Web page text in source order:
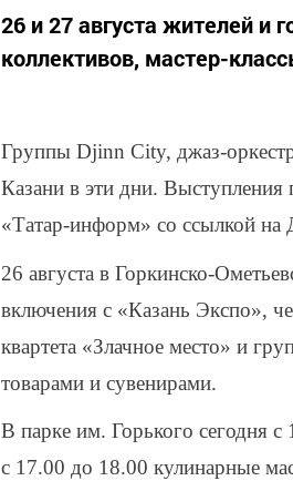
26 и 27 августа жителей и
коллективов, мастер-
Группы Djinn City, джаз-
Казани в эти дни.
«Татар-информ» со ссылкой на
26 августа в Горкинско-
включения с «Казань Экспо»,
квартета «Злачное место» и
товарами и сувенирами.
В парке им. Горького сегодня
с 17.00 до 18.00 кулинарные